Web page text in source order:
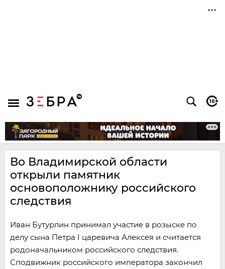
Во Владимирской области
открыли памятник
основоположнику российского
следствия
Иван Бутурлин принимал участие в розыске по
делу сына Петра I царевича Алексея и считается
родоначальником российского следствия.
Сподвижник российского императора закончил